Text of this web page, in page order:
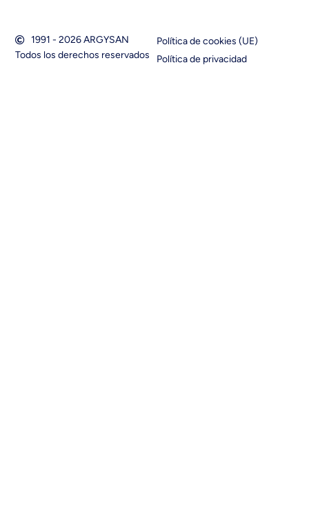
1991 - 2026 ARGYSAN
Todos los derechos reservados
Política de cookies (UE)
Política de privacidad